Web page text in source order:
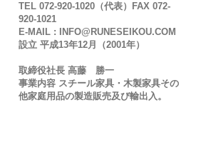
TEL 072-920-1020（代表）FAX 072-
920-1021
E-MAIL : INFO@RUNESEIKOU.COM
設立 平成13年12月（2001年）
取締役社長 高藤 勝一
事業内容 スチール家具・木製家具その
他家庭用品の製造販売及び輸出入。